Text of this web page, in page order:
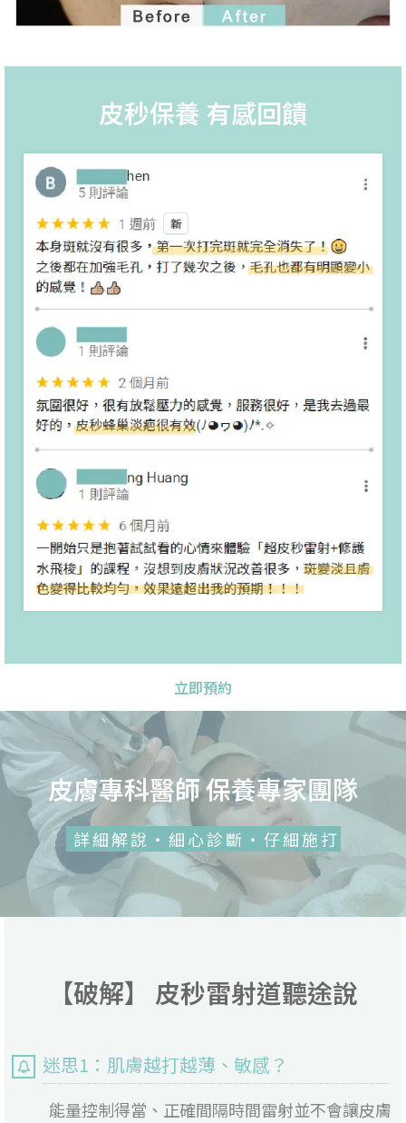
皮秒保養 有感回饋
立即預約
皮膚專科醫師 保養專家團隊
詳細解說・細心診斷・仔細施打
【破解】 皮秒雷射道聽途說
迷思1：肌膚越打越薄、敏感？
能量控制得當、正確間隔時間雷射並不會讓皮膚